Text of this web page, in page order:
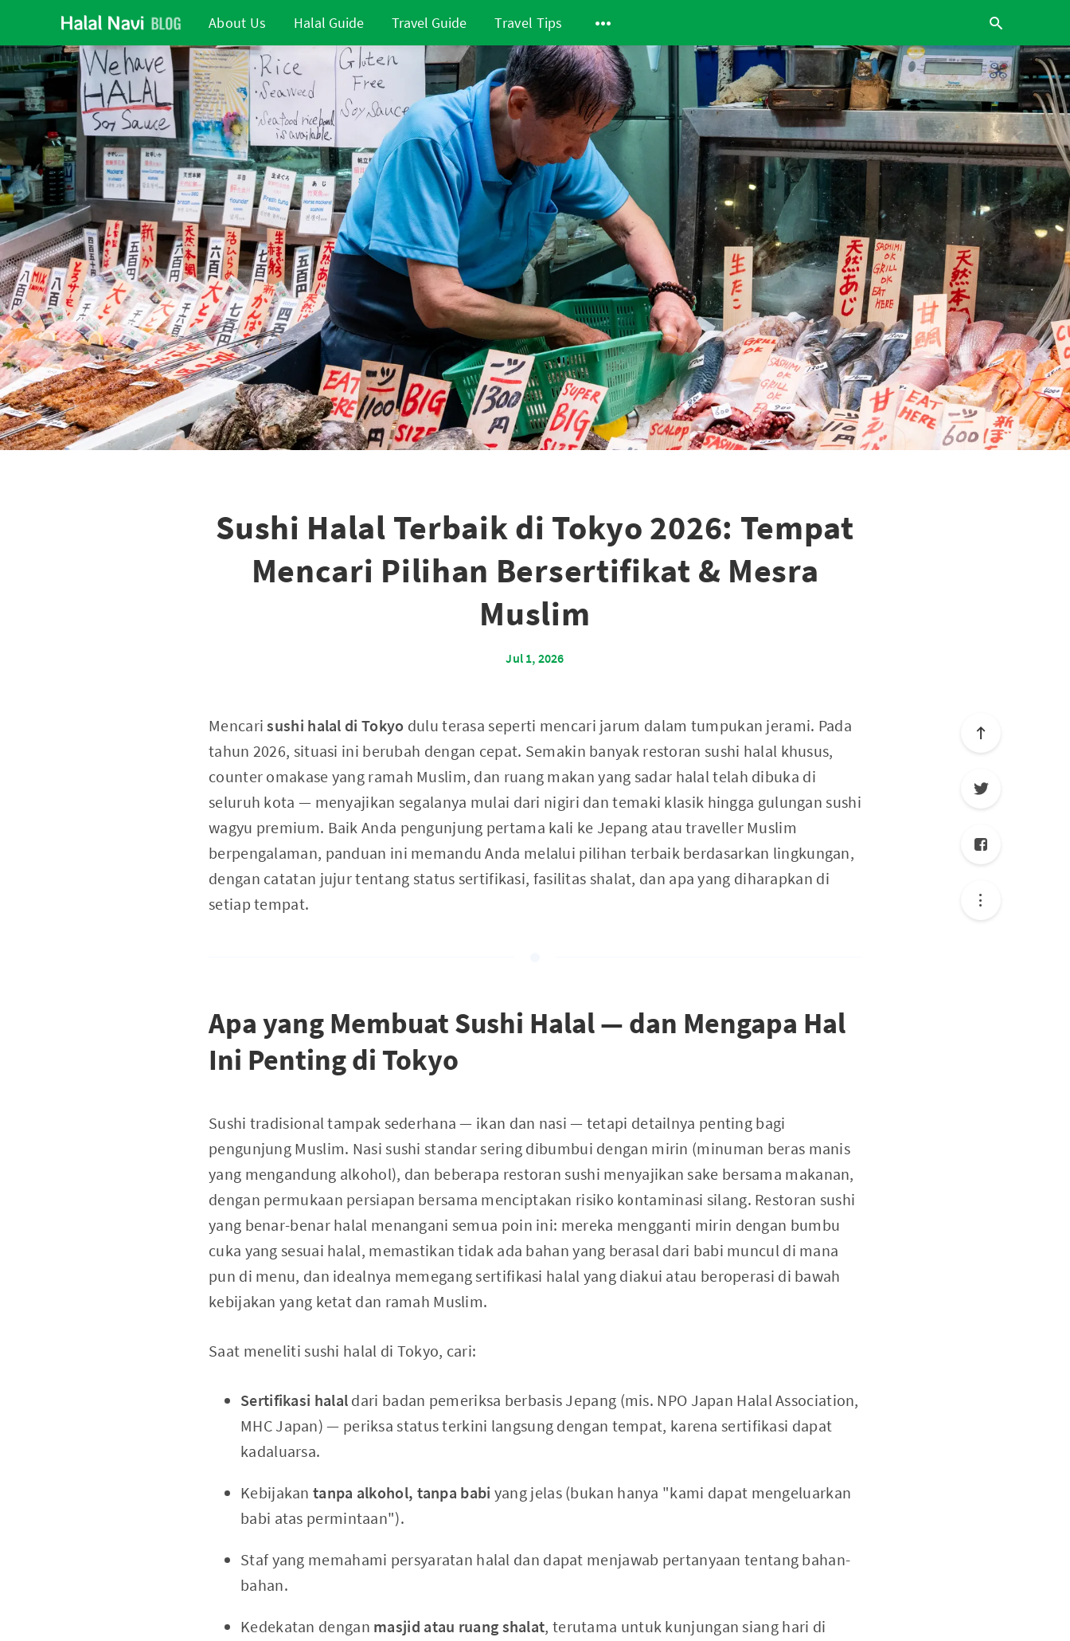
About Us Halal Guide Travel Guide Travel Tips
Sushi Halal Terbaik di Tokyo 2026: Tempat
Mencari Pilihan Bersertifikat & Mesra
Muslim
Jul 1, 2026
Mencarisushi halal di Tokyo dulu terasa seperti mencari jarum dalam tumpukan jerami. Pada
tahun 2026, situasi ini berubah dengan cepat. Semakin banyak restoran sushi halal khusus,
counter omakase yang ramah Muslim, dan ruang makan yang sadar halal telah dibuka di
seluruh kota — menyajikan segalanya mulai dari nigiri dan temaki klasik hingga gulungan sushi
wagyu premium. Baik Anda pengunjung pertama kali ke Jepang atau traveller Muslim
berpengalaman, panduan ini memandu Anda melalui pilihan terbaik berdasarkan lingkungan,
dengan catatan jujur tentang status sertifikasi, fasilitas shalat, dan apa yang diharapkan di
setiap tempat.
Apa yang Membuat Sushi Halal — dan Mengapa Hal
Ini Penting di Tokyo
Sushi tradisional tampak sederhana — ikan dan nasi — tetapi detailnya penting bagi
pengunjung Muslim. Nasi sushi standar sering dibumbui dengan mirin (minuman beras manis
yang mengandung alkohol), dan beberapa restoran sushi menyajikan sake bersama makanan,
dengan permukaan persiapan bersama menciptakan risiko kontaminasi silang. Restoran sushi
yang benar-benar halal menangani semua poin ini: mereka mengganti mirin dengan bumbu
cuka yang sesuai halal, memastikan tidak ada bahan yang berasal dari babi muncul di mana
pun di menu, dan idealnya memegang sertifikasi halal yang diakui atau beroperasi di bawah
kebijakan yang ketat dan ramah Muslim.
Saat meneliti sushi halal di Tokyo, cari:
Sertifikasi halal dari badan pemeriksa berbasis Jepang (mis. NPO Japan Halal Association,
MHC Japan) — periksa status terkini langsung dengan tempat, karena sertifikasi dapat
kadaluarsa.
Kebijakan tanpa alkohol, tanpa babi yang jelas (bukan hanya "kami dapat mengeluarkan
babi atas permintaan").
Staf yang memahami persyaratan halal dan dapat menjawab pertanyaan tentang bahan-
bahan.
Kedekatan dengan masjid atau ruang shalat, terutama untuk kunjungan siang hari di